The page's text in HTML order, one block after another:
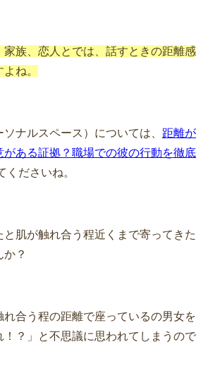
家族、恋人とでは、話すときの距離感
ね。
ナルスペース）については、 距離が
がある証拠？職場での彼の行動を徹底
くださいね。
肌が触れ合う程近くまで寄ってきた
？
れ合う程の距離で座っているの男女を
！？」と不思議に思われてしまうので